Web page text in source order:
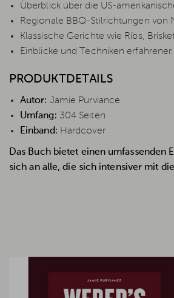
Überblick über die US-
Regionale BBQ-Stilrichtungen von
Klassische Gerichte wie Ribs,
Einblicke und Techniken
PRODUKTDETAILS
Autor: Jamie Purviance
Umfang: 304 Seiten
Einband: Hardcover
Das Buch bietet einen umfassenden
sich an alle, die sich intensiver mit